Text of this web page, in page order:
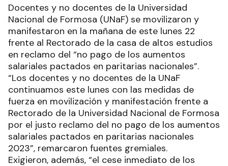
Docentes y no docentes de la Universidad
Nacional de Formosa (UNaF) se movilizaron y
manifestaron en la mañana de este lunes 22
frente al Rectorado de la casa de altos estudios
en reclamo del “no pago de los aumentos
salariales pactados en paritarias nacionales”.
“Los docentes y no docentes de la UNaF
continuamos este lunes con las medidas de
fuerza en movilización y manifestación frente a
Rectorado de la Universidad Nacional de Formosa
por el justo reclamo del no pago de los aumentos
salariales pactados en paritarias nacionales
2023”, remarcaron fuentes gremiales.
Exigieron, además, “el cese inmediato de los